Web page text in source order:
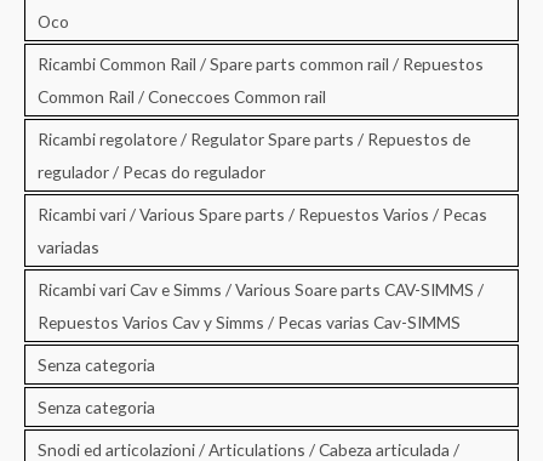
Oco
Ricambi Common Rail / Spare parts common rail / Repuestos
Common Rail / Coneccoes Common rail
Ricambi regolatore / Regulator Spare parts / Repuestos de
regulador / Pecas do regulador
Ricambi vari / Various Spare parts / Repuestos Varios / Pecas
variadas
Ricambi vari Cav e Simms / Various Soare parts CAV-SIMMS /
Repuestos Varios Cav y Simms / Pecas varias Cav-SIMMS
Senza categoria
Senza categoria
Snodi ed articolazioni / Articulations / Cabeza articulada /